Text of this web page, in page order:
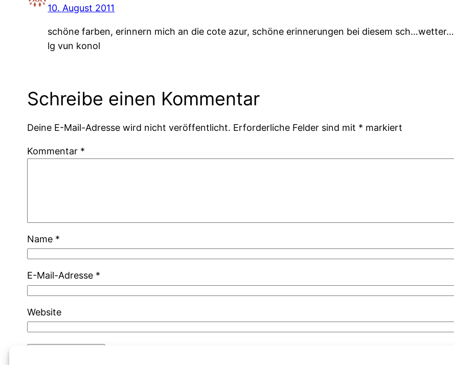
10. August 2011
schöne farben, erinnern mich an die cote azur, schöne erinnerungen bei diesem sch…wetter…
lg vun konol
Schreibe einen Kommentar
Deine E-Mail-Adresse wird nicht veröffentlicht. Erforderliche Felder sind mit * markiert
Kommentar *
Name *
E-Mail-Adresse *
Website